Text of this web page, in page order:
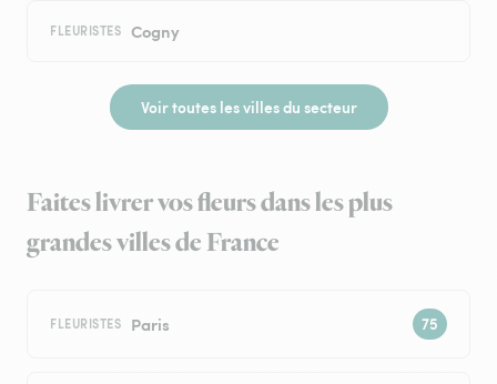
FLEURISTES Cogny
Voir toutes les villes du secteur
Faites livrer vos fleurs dans les plus
grandes villes de France
FLEURISTES Paris